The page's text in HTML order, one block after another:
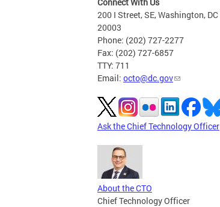
200 I Street, SE, Washington, DC
20003
Phone: (202) 727-2277
Fax: (202) 727-6857
TTY: 711
Email: octo@dc.gov
Ask the Chief Technology Officer
About the CTO
Chief Technology Officer